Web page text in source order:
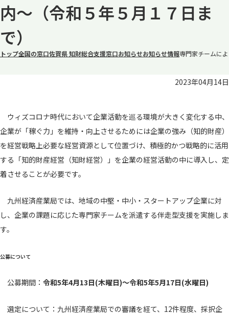
内～（令和５年５月１７日ま
で）
トップ全国の窓口佐賀県 知財総合支援窓口お知らせお知らせ情報専門家チームに
2023年04月14日
ウィズコロナ時代において企業活動を巡る環境が大きく変化する中、
企業が「稼ぐ力」を維持・向上させるためには企業の強み（知的財産）
を経営戦略上必要な経営資源として位置づけ、積極的かつ戦略的に活用
する「知的財産経営（知財経営）」を企業の経営活動の中に導入し、定
着させることが必要です。
九州経済産業局では、地域の中堅・中小・スタートアップ企業に対
し、企業の課題に応じた専門家チームを派遣する伴走型支援を実施しま
す。
公募について
公募期間： 令和5年4月13日(木曜日)～令和5年5月17日(水曜日)
選定について：九州経済産業局での審議を経て、12件程度、採択企